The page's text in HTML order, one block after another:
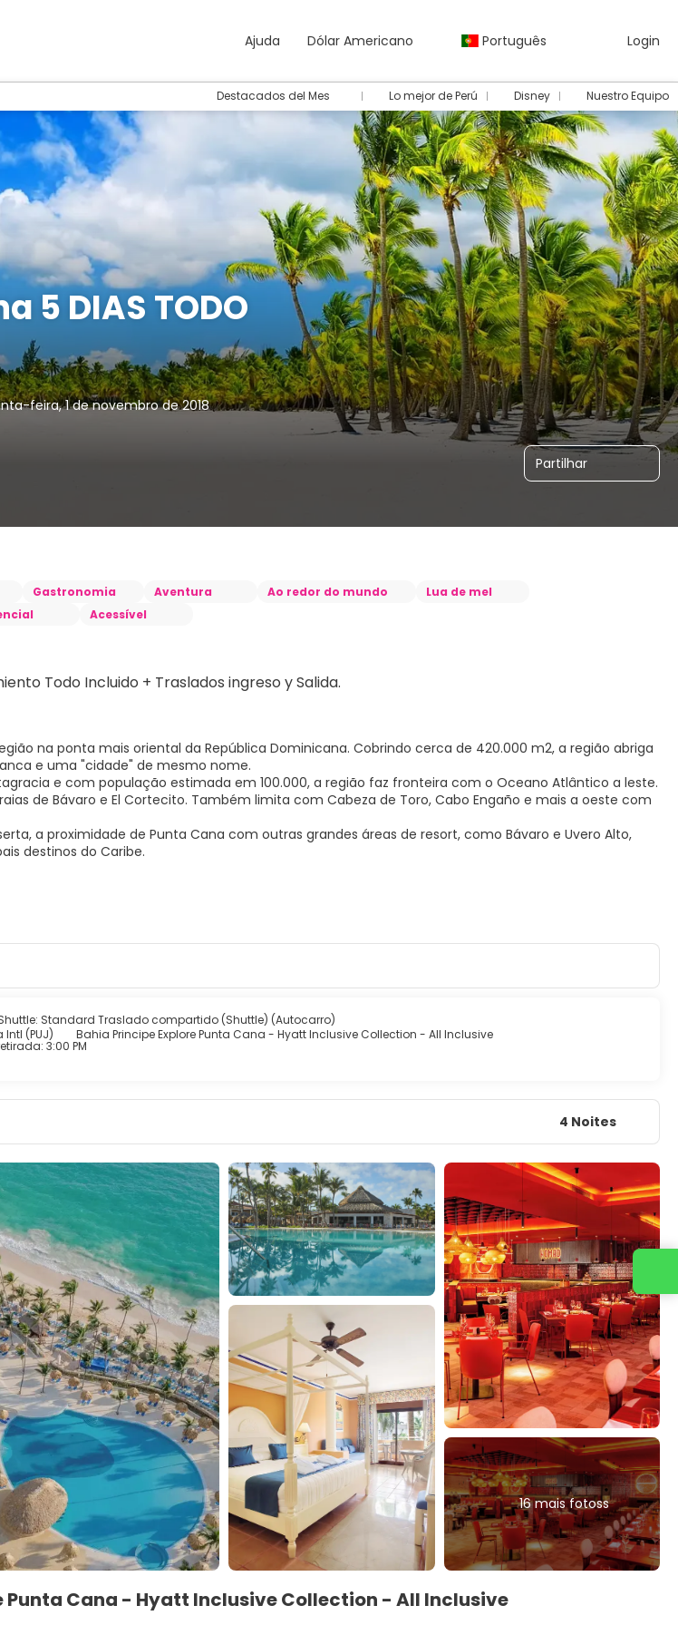
Ajuda Dólar Americano Português Login
Destacados del Mes Lo mejor de Perú Disney Nuestro Equipo
5 DIAS TODO
feira, 1 de novembro de 2018
Partilhar
Gastronomia Aventura Ao redor do mundo
Lua de mel
Acessível
na ponta mais oriental da República Dominicana. Cobrindo cerca de 420.000 m2, a região abriga
e uma "cidade" de mesmo nome.
e com população estimada em 100.000, a região faz fronteira com o Oceano Atlântico a leste.
de Bávaro e El Cortecito. Também limita com Cabeza de Toro, Cabo Engaño e mais a oeste com
a proximidade de Punta Cana com outras grandes áreas de resort, como Bávaro e Uvero Alto,
destinos do Caribe.
Standard Traslado compartido (Shuttle) (Autocarro)
(PUJ)
Bahia Principe Explore Punta Cana - Hyatt Inclusive Collection - All Inclusive
3:00 PM
4 Noites
16 mais fotoss
Punta Cana - Hyatt Inclusive Collection - All Inclusive
Entre em contato conosco